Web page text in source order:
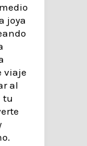
joya
viaje
al
tu